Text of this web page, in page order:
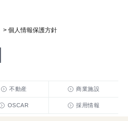
> 個人情報保護方針
不動産 商業施設
OSCAR 採用情報